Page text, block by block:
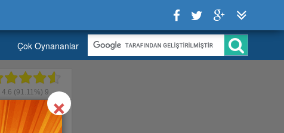
Çok Oynananlar
4.6 (91.11%) 9 ×Close